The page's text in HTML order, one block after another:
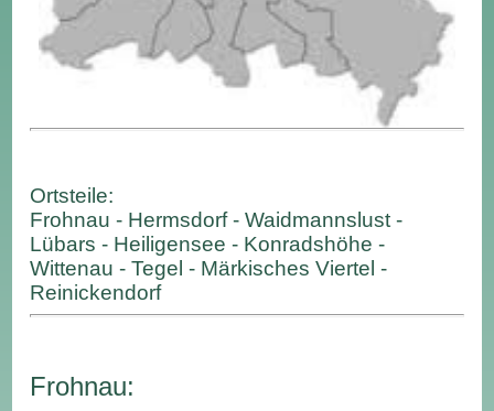
Ortsteile:
Frohnau - Hermsdorf - Waidmannslust -
Lübars - Heiligensee - Konradshöhe -
Wittenau - Tegel - Märkisches Viertel -
Reinickendorf
Frohnau: